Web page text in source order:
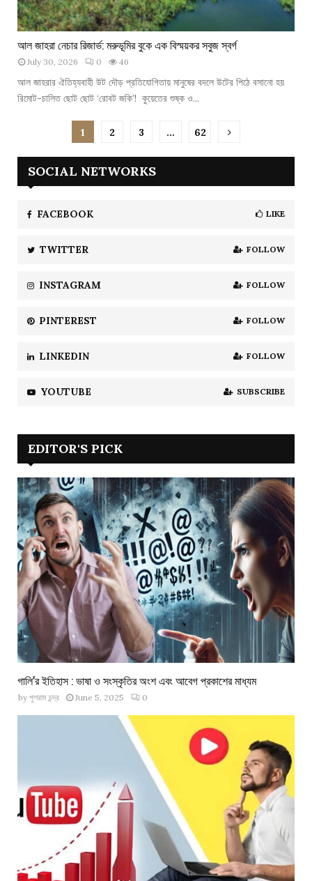
লি
ট
ল
প্রি
র
স্মৃ
ড়ি
চ
জা
হ
রা
রি
র্ভ
বু
স্ব
র্গ
আল জাহরা নেচার রিজার্ভ: মরুভূমির বুকে এক বিস্ময়কর সবুজ স্বর্গ
July 30, 2026 0 46
আল জাহরার ঐতিহ্যবাহী উট দৌড় প্রতিযোগিতায় মানুষের বদলে উটের পিঠে বসানো হয়
রিমোট-চালিত ছোট ছোট ‘রোবট জকি’! কুয়েতের শুষ্ক ও...
1 2 3 … 62
SOCIAL NETWORKS
FACEBOOK LIKE
TWITTER FOLLOW
INSTAGRAM FOLLOW
PINTEREST FOLLOW
LINKEDIN FOLLOW
YOUTUBE SUBSCRIBE
EDITOR'S PICK
গালি’র ইতিহাস : ভাষা ও সংস্কৃতির অংশ এবং আবেগ প্রকাশের মাধ্যম
by পুশরাম চন্দ্র June 5, 2025 0